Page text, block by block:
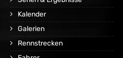
Kalender
Galerien
Rennstrecken